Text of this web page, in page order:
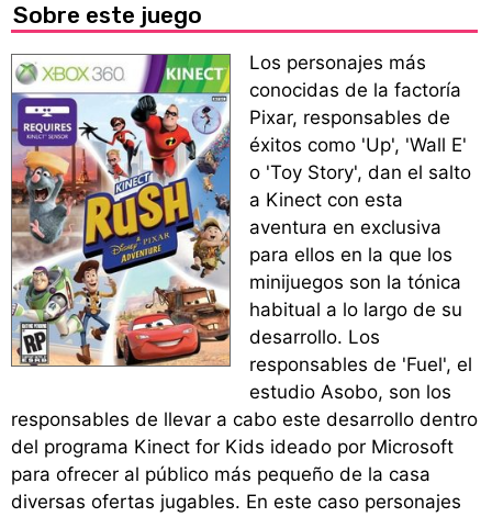
Sobre este juego
Los personajes más
conocidas de la factoría
Pixar, responsables de
éxitos como 'Up', 'Wall E'
o 'Toy Story', dan el salto
a Kinect con esta
aventura en exclusiva
para ellos en la que los
minijuegos son la tónica
habitual a lo largo de su
desarrollo. Los
responsables de 'Fuel', el
estudio Asobo, son los
responsables de llevar a cabo este desarrollo dentro
del programa Kinect for Kids ideado por Microsoft
para ofrecer al público más pequeño de la casa
diversas ofertas jugables. En este caso personajes